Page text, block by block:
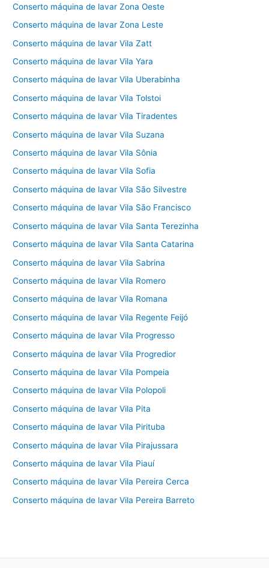
Conserto máquina de lavar Zona Oeste
Conserto máquina de lavar Zona Leste
Conserto máquina de lavar Vila Zatt
Conserto máquina de lavar Vila Yara
Conserto máquina de lavar Vila Uberabinha
Conserto máquina de lavar Vila Tolstoi
Conserto máquina de lavar Vila Tiradentes
Conserto máquina de lavar Vila Suzana
Conserto máquina de lavar Vila Sônia
Conserto máquina de lavar Vila Sofia
Conserto máquina de lavar Vila São Silvestre
Conserto máquina de lavar Vila São Francisco
Conserto máquina de lavar Vila Santa Terezinha
Conserto máquina de lavar Vila Santa Catarina
Conserto máquina de lavar Vila Sabrina
Conserto máquina de lavar Vila Romero
Conserto máquina de lavar Vila Romana
Conserto máquina de lavar Vila Regente Feijó
Conserto máquina de lavar Vila Progresso
Conserto máquina de lavar Vila Progredior
Conserto máquina de lavar Vila Pompeia
Conserto máquina de lavar Vila Polopoli
Conserto máquina de lavar Vila Pita
Conserto máquina de lavar Vila Pirituba
Conserto máquina de lavar Vila Pirajussara
Conserto máquina de lavar Vila Piauí
Conserto máquina de lavar Vila Pereira Cerca
Conserto máquina de lavar Vila Pereira Barreto